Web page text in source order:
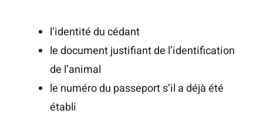
l’identité du cédant
le document justifiant de l’identification
de l’animal
le numéro du passeport s’il a déjà été
établi